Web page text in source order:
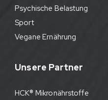
Psychische Belastung
Sport
Vegane Ernährung
Unsere Partner
HCK® Mikronährstoffe